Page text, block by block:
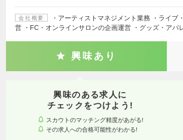
会社概要
・アーティストマネジメント業務 ・ライブ
営 ・FC・オンラインサロンの企画運営 ・グッズ・アパ
興味あり
興味のある求人に
チェックをつけよう!
スカウトのマッチング精度があがる!
その求人への合格可能性がわかる!